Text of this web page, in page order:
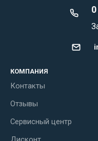
КОМПАНИЯ
Контакты
Отзывы
Сервисный центр